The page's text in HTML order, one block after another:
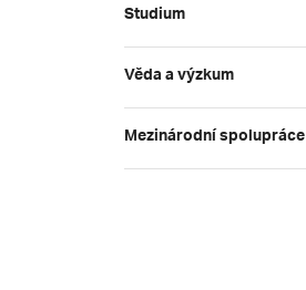
Studium
Věda a výzkum
Mezinárodní spolupráce